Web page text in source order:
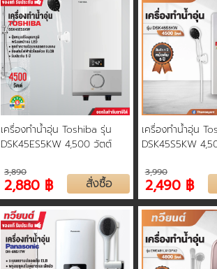
เครื่องทำน้ำอุ่น Toshiba รุ่น
DSK45ES5KW 4,500 วัตต์
3,890
2,880 ฿ สั่งซื้อ
เครื่องทำน้ำอุ่น
DSK45S5KW
3,990
2,490 ฿